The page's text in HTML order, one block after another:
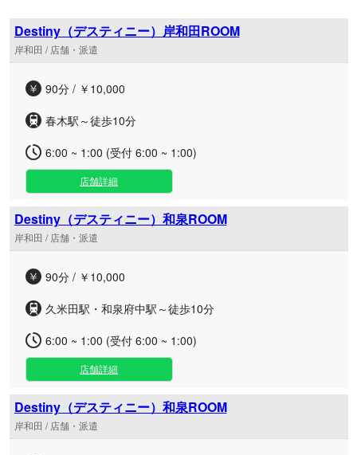
Destiny（デスティニー）岸和田ROOM
岸和田 / 店舗・派遣
90分 / ￥10,000
春木駅～徒歩10分
6:00 ~ 1:00 (受付 6:00 ~ 1:00)
店舗詳細
Destiny（デスティニー）和泉ROOM
岸和田 / 店舗・派遣
90分 / ￥10,000
久米田駅・和泉府中駅～徒歩10分
6:00 ~ 1:00 (受付 6:00 ~ 1:00)
店舗詳細
Destiny（デスティニー）和泉ROOM
岸和田 / 店舗・派遣